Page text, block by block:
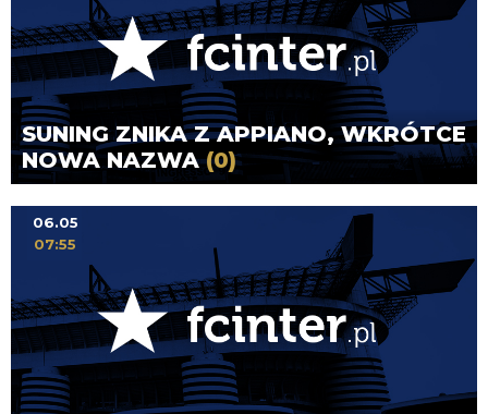
SUNING ZNIKA Z APPIANO, WKRÓTCE
NOWA NAZWA(0)
06.05
07:55